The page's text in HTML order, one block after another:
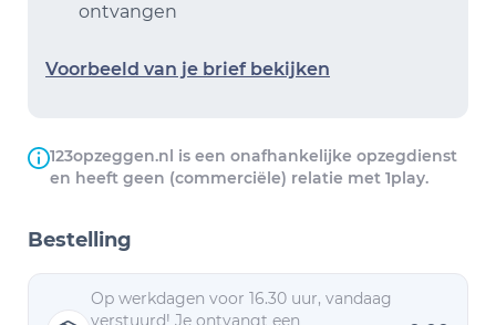
ontvangen
Voorbeeld van je brief bekijken
123opzeggen.nl is een onafhankelijke opzegdienst
en heeft geen (commerciële) relatie met 1play.
Bestelling
Op werkdagen voor 16.30 uur, vandaag
verstuurd! Je ontvangt een